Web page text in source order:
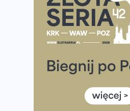
półmaratonem
Już w tę sobotę 35. Bieg
Wystartuje rekordowa liczba
poradnik przed startem
Ile razy w tygodniu biegać? 3
często biegać, żeby robić